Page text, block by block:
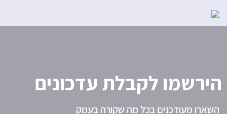
הירשמו לקבלת עדכונים
השארו מעודכנים בכל מה שקורה בעמק